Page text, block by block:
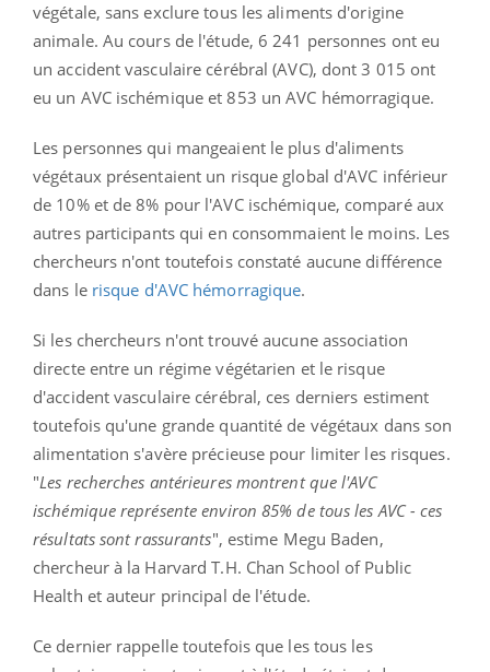
végétale, sans exclure tous les aliments d'origine
animale. Au cours de l'étude, 6 241 personnes ont eu
un accident vasculaire cérébral (AVC), dont 3 015 ont
eu un AVC ischémique et 853 un AVC hémorragique.
Les personnes qui mangeaient le plus d'aliments
végétaux présentaient un risque global d'AVC inférieur
de 10% et de 8% pour l'AVC ischémique, comparé aux
autres participants qui en consommaient le moins. Les
chercheurs n'ont toutefois constaté aucune différence
dans le risque d'AVC hémorragique.
Si les chercheurs n'ont trouvé aucune association
directe entre un régime végétarien et le risque
d'accident vasculaire cérébral, ces derniers estiment
toutefois qu'une grande quantité de végétaux dans son
alimentation s'avère précieuse pour limiter les risques.
"Les recherches antérieures montrent que l'AVC
ischémique représente environ 85% de tous les AVC - ces
résultats sont rassurants", estime Megu Baden,
chercheur à la Harvard T.H. Chan School of Public
Health et auteur principal de l'étude.
Ce dernier rappelle toutefois que les tous les